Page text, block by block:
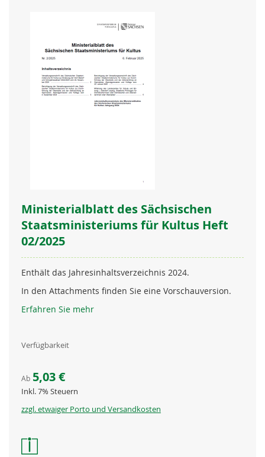
Ministerialblatt des Sächsischen
Staatsministeriums für Kultus Heft
02/2025
Enthält das Jahresinhaltsverzeichnis 2024.
In den Attachments finden Sie eine Vorschauversion.
Erfahren Sie mehr
Verfügbarkeit
Ab 5,03 €
Inkl. 7% Steuern
zzgl. etwaiger Porto und Versandkosten